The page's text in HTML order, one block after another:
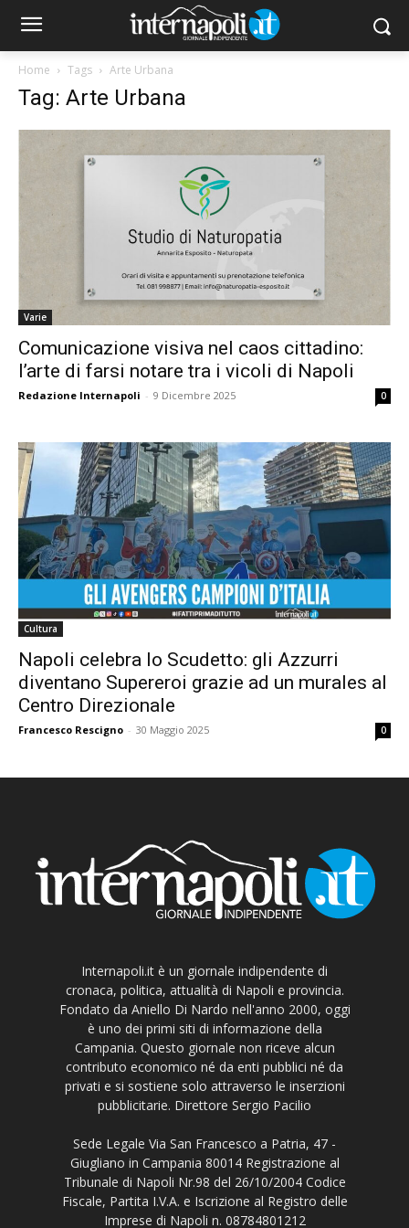
Home Tags Arte Urbana
Tag: Arte Urbana
Varie
Comunicazione visiva nel caos cittadino:
l’arte di farsi notare tra i vicoli di Napoli
Redazione Internapoli - 9 Dicembre 2025 0
Cultura
Napoli celebra lo Scudetto: gli Azzurri
diventano Supereroi grazie ad un murales al
Centro Direzionale
Francesco Rescigno - 30 Maggio 2025 0
Internapoli.it è un giornale indipendente di
cronaca, politica, attualità di Napoli e provincia.
Fondato da Aniello Di Nardo nell'anno 2000, oggi
è uno dei primi siti di informazione della
Campania. Questo giornale non riceve alcun
contributo economico né da enti pubblici né da
privati e si sostiene solo attraverso le inserzioni
pubblicitarie. Direttore Sergio Pacilio
Sede Legale Via San Francesco a Patria, 47 -
Giugliano in Campania 80014 Registrazione al
Tribunale di Napoli Nr.98 del 26/10/2004 Codice
Fiscale, Partita I.V.A. e Iscrizione al Registro delle
Imprese di Napoli n. 08784801212